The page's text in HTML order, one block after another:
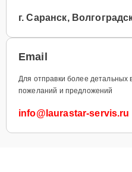
г. Саранск,
Email
Для отправки более детальных
пожеланий и предложений
info@laurastar-servis.ru